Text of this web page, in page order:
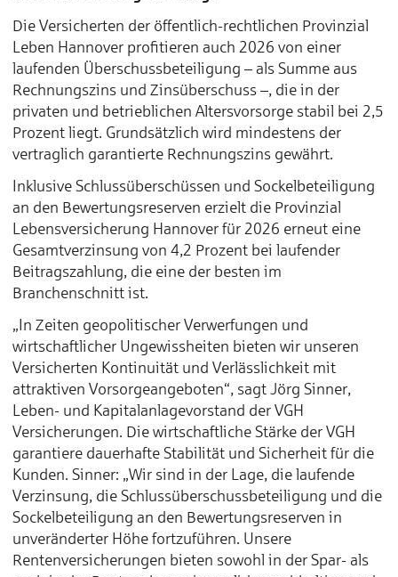
Die Versicherten der öffentlich-rechtlichen Provinzial
Leben Hannover profitieren auch 2026 von einer
laufenden Überschussbeteiligung – als Summe aus
Rechnungszins und Zinsüberschuss –, die in der
privaten und betrieblichen Altersvorsorge stabil bei 2,5
Prozent liegt. Grundsätzlich wird mindestens der
vertraglich garantierte Rechnungszins gewährt.
Inklusive Schlussüberschüssen und Sockelbeteiligung
an den Bewertungsreserven erzielt die Provinzial
Lebensversicherung Hannover für 2026 erneut eine
Gesamtverzinsung von 4,2 Prozent bei laufender
Beitragszahlung, die eine der besten im
Branchenschnitt ist.
„In Zeiten geopolitischer Verwerfungen und
wirtschaftlicher Ungewissheiten bieten wir unseren
Versicherten Kontinuität und Verlässlichkeit mit
attraktiven Vorsorgeangeboten“, sagt Jörg Sinner,
Leben- und Kapitalanlagevorstand der VGH
Versicherungen. Die wirtschaftliche Stärke der VGH
garantiere dauerhafte Stabilität und Sicherheit für die
Kunden. Sinner: „Wir sind in der Lage, die laufende
Verzinsung, die Schlussüberschussbeteiligung und die
Sockelbeteiligung an den Bewertungsreserven in
unveränderter Höhe fortzuführen. Unsere
Rentenversicherungen bieten sowohl in der Spar- als